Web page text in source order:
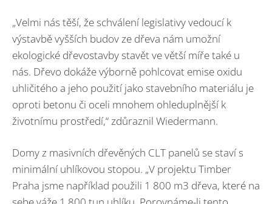
„Velmi nás těší, že schválení legislativy vedoucí k
výstavbě vyšších budov ze dřeva nám umožní
ekologické dřevostavby stavět ve větší míře také u
nás. Dřevo dokáže výborně pohlcovat emise oxidu
uhličitého a jeho použití jako stavebního materiálu je
oproti betonu či oceli mnohem ohleduplnější k
životnímu prostředí,“ zdůraznil Wiedermann.
Domy z masivních dřevěných CLT panelů se staví s
minimální uhlíkovou stopou. „V projektu Timber
Praha jsme například použili 1 800 m3 dřeva, které na